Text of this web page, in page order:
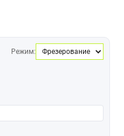
Режим: